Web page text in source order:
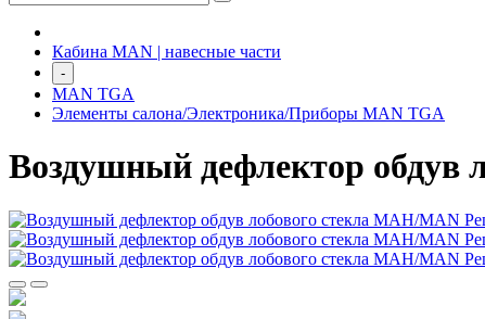
Кабина MAN | навесные части
-
MAN TGA
Элементы салона/Электроника/Приборы MAN TGA
Воздушный дефлектор обдув